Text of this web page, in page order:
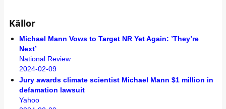
Källor
Michael Mann Vows to Target NR Yet Again: ’They’re
Next’
National Review
2024-02-09
Jury awards climate scientist Michael Mann $1 million in
defamation lawsuit
Yahoo